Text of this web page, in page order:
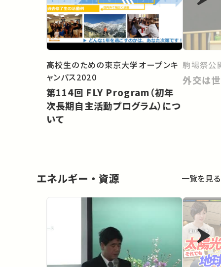
高校生のための東京大学オープンキ
ャンパス2020
第114回 FLY Program（初年
次長期自主活動プログラム）につ
いて
駒場祭公
外交は
エネルギー・資源 一覧を見る